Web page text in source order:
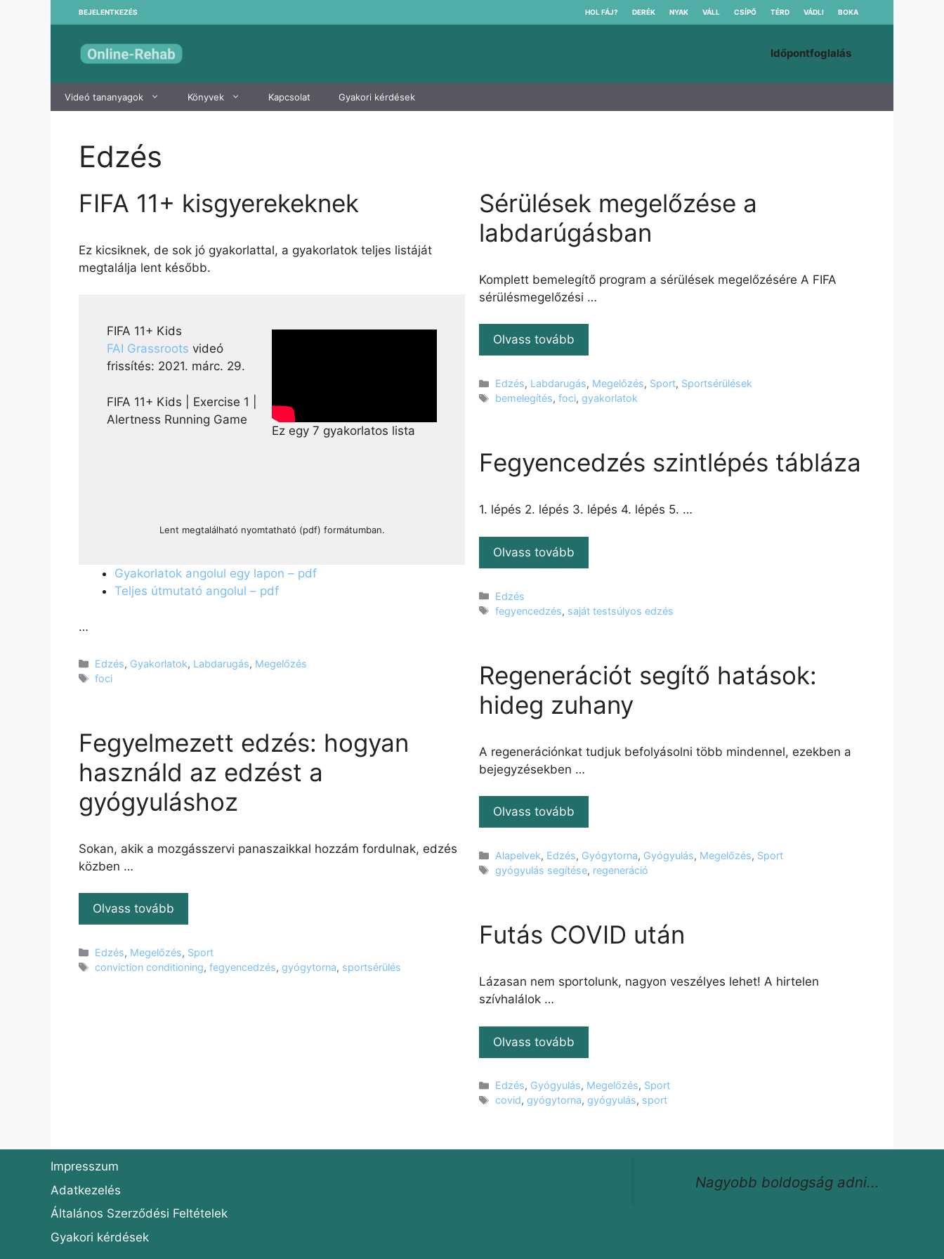
BEJELENTKEZÉS HOL FÁJ? DERÉK NYAK VÁLL CSÍPŐ TÉRD VÁDLI BOKA
Időpontfoglalás
Videó tananyagok Könyvek Kapcsolat Gyakori kérdések
Edzés
FIFA 11+ kisgyerekeknek
Ez kicsiknek, de sok jó gyakorlattal, a gyakorlatok teljes listáját
megtalálja lent később.
FIFA 11+ Kids
FAI Grassroots videó
frissítés: 2021. márc. 29.
FIFA 11+ Kids | Exercise 1 |
Alertness Running Game
Ez egy 7 gyakorlatos lista
Lent megtalálható nyomtatható (pdf) formátumban.
Gyakorlatok angolul egy lapon – pdf
Teljes útmutató angolul – pdf
…
Kategória
Edzés, Gyakorlatok, Labdarugás, Megelőzés
Címkék
foci
Sérülések megelőzése a
labdarúgásban
Komplett bemelegítő program a sérülések megelőzésére A FIFA
sérülésmegelőzési …
Olvass tovább
Kategória
Edzés, Labdarugás, Megelőzés, Sport, Sportsérülések
Címkék
bemelegítés,foci,gyakorlatok
Fegyencedzés szintlépés tábláza
1. lépés 2. lépés 3. lépés 4. lépés 5. …
Olvass tovább
Kategória
Edzés
Címkék
fegyencedzés, saját testsúlyos edzés
Regenerációt segítő hatások:
hideg zuhany
A regenerációnkat tudjuk befolyásolni több mindennel, ezekben a
bejegyzésekben …
Olvass tovább
Kategória
Alapelvek, Edzés, Gyógytorna, Gyógyulás, Megelőzés, Sport
Címkék
gyógyulás segítése, regeneráció
Fegyelmezett edzés: hogyan
használd az edzést a
gyógyuláshoz
Sokan, akik a mozgásszervi panaszaikkal hozzám fordulnak, edzés
közben …
Olvass tovább
Kategória
Edzés, Megelőzés, Sport
Címkék
conviction conditioning,fegyencedzés,gyógytorna, sportsérülés
Futás COVID után
Lázasan nem sportolunk, nagyon veszélyes lehet! A hirtelen
szívhalálok …
Olvass tovább
Kategória
Edzés, Gyógyulás, Megelőzés, Sport
Címkék
covid,gyógytorna,gyógyulás, sport
Impresszum
Adatkezelés
Általános Szerződési Feltételek
Gyakori kérdések
Nagyobb boldogság adni...